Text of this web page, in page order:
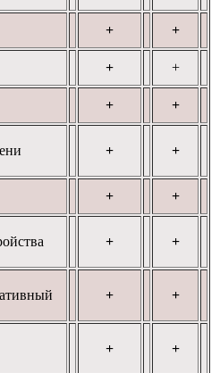
+ +
+ +
+ +
+ +
+ +
+ +
+ +
+ +